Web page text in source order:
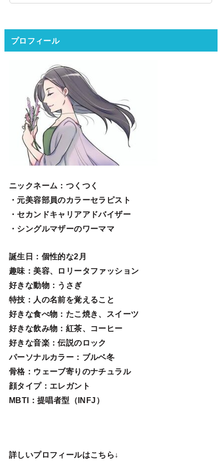
プロフィール
ニックネーム ：つくつく
・元美容部員のカラーセラピスト
・セカンドキャリアアドバイザー
・シングルマザーのワーママ
誕生日 ：個性的な2月
趣味 ：美容、ロリータファッション
好きな動物：うさぎ
特技 ：人の名前を覚えること
好きな食べ物 ：たこ焼き、スイーツ
好きな飲み物：紅茶、コーヒー
好きな音楽：伝説のロック
パーソナルカラー：ブルベ冬
骨格：ウェーブ寄りのナチュラル
顔タイプ：エレガン ト
MBTI：提唱者型（INFJ）
詳しいプロフィールはこちら↓